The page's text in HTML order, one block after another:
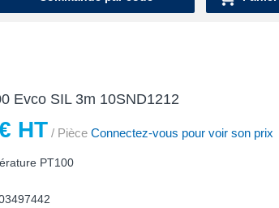
Evco SIL 3m 10SND1212
HT / Pièce Connectez-vous pour voir son prix
PT100